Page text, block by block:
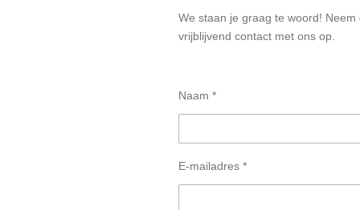
We staan je graag te woord! Neem
vrijblijvend contact met ons op.
Naam *
E-mailadres *